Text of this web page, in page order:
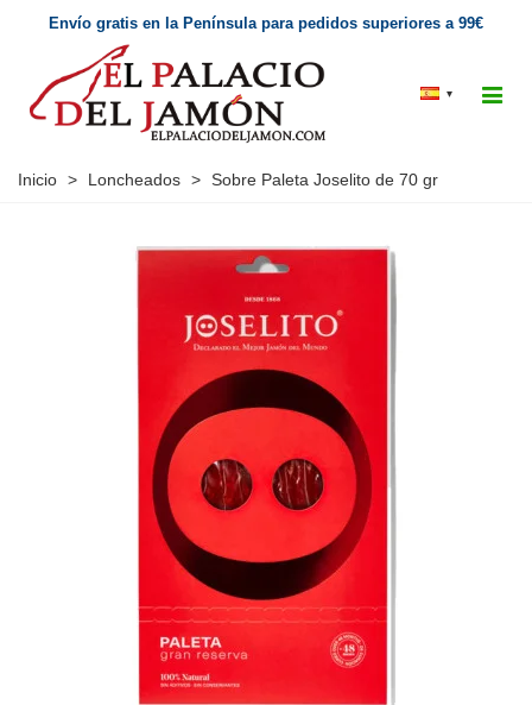
Envío gratis en la Península para pedidos superiores a 99€
▾
Inicio > Loncheados > Sobre Paleta Joselito de 70 gr